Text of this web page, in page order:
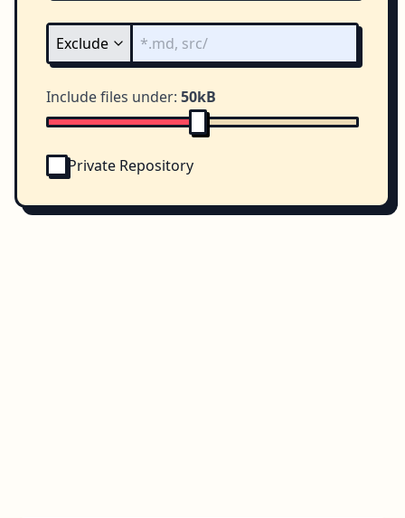
Include files under: 50kB
Private Repository